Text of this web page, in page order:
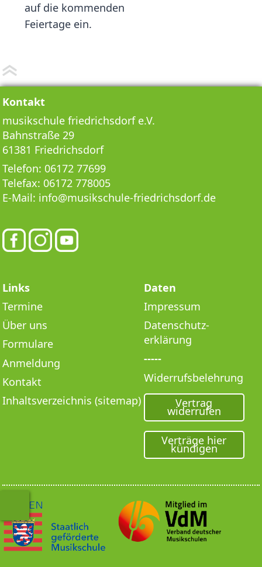
auf die kommenden
Feiertage ein.
Kontakt
musikschule friedrichsdorf e.V.
Bahnstraße 29
61381 Friedrichsdorf
Telefon:06172 77699
Telefax:06172 778005
E-Mail: info@musikschule-friedrichsdorf.de
Links
Termine
Über uns
Formulare
Anmeldung
Kontakt
Inhaltsverzeichnis (sitemap)
Daten
Impressum
Datenschutz­
erklärung
-----
Widerrufsbelehrung
Vertrag
widerrufen
Verträge hier
kündigen